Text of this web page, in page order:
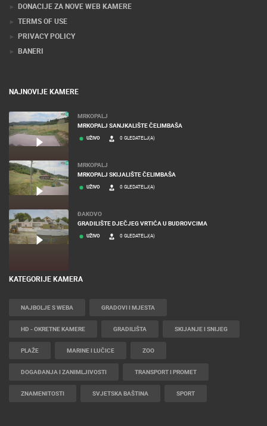
DONACIJE ZA NOVE WEB KAMERE
TERMS OF USE
PRIVACY POLICY
BANERI
NAJNOVIJE KAMERE
MRKOPALJ
MRKOPALJ SANJKALIŠTE ČELIMBAŠA
UŽIVO 0 GLEDATELJ(A)
MRKOPALJ
MRKOPALJ SKIJALIŠTE ČELIMBAŠA
UŽIVO 0 GLEDATELJ(A)
ĐAKOVO
GRADILIŠTE DJEČJEG VRTIĆA U BUDROVCIMA
UŽIVO 0 GLEDATELJ(A)
KATEGORIJE KAMERA
NAJBOLJE S WEBA GRADOVI I MJESTA
HD - OKRETNE KAMERE GRADILIŠTA SKIJANJE I SNIJEG
PLAŽE MARINE I LUČICE ZOO
DOGAĐANJA I ZANIMLJIVOSTI TRANSPORT I PROMET
ZNAMENITOSTI SVJETSKA BAŠTINA SPORT